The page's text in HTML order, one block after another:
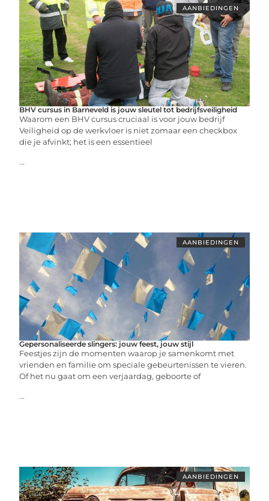
AANBIEDINGEN
BHV cursus in Barneveld is jouw sleutel tot bedrijfsveiligheid
Waarom een BHV cursus cruciaal is voor jouw bedrijf
Veiligheid op de werkvloer is niet zomaar een checkbox
die je afvinkt; het is een essentieel
...
AANBIEDINGEN
Gepersonaliseerde slingers: jouw feest, jouw stijl
Feestjes zijn de momenten waarop je samenkomt met
vrienden en familie om speciale gebeurtenissen te vieren.
Of het nu gaat om een verjaardag, geboorte of
...
AANBIEDINGEN